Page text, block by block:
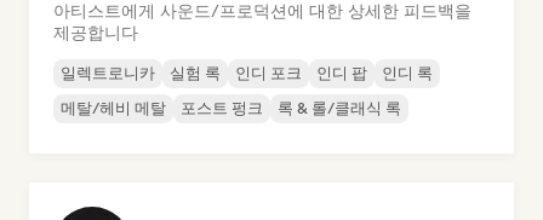
아티스트에게 사운드/프로덕션에 대한 상세한 피드백을
제공합니다
일렉트로니카 실험 록 인디 포크 인디 팝
인디 록
메탈/헤비 메탈
포스트 펑크 록 & 롤/클래식 록